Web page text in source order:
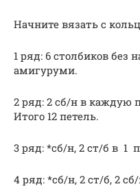
Начните вязать с
1 ряд: 6 столбиков без
амигуруми.
2 ряд: 2 сб/н в каждую
Итого 12 петель.
3 ряд: *сб/н, 2 ст/б в 1
4 ряд: *сб/н, 2 ст/б, 2